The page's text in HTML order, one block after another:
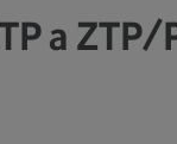
a ZTP/